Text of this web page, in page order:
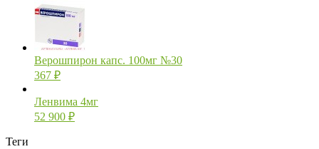
Верошпирон капс. 100мг №30
367 ₽
Ленвима 4мг
52 900 ₽
Теги